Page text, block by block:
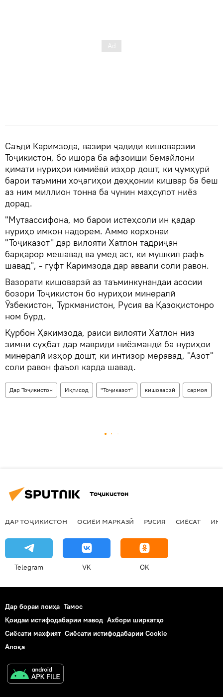
Саъдӣ Каримзода, вазири ҷадиди кишоварзии
Тоҷикистон, бо ишора ба афзоиши бемайлони
қимати нуриҳои кимиёвӣ изҳор дошт, ки ҷумҳурӣ
барои таъмини хоҷагиҳои деҳқонии кишвар ба беш
аз ним миллион тонна ба чунин маҳсулот ниёз
дорад.
"Мутаассифона, мо барои истеҳсоли ин қадар
нуриҳо имкон надорем. Аммо корхонаи
"Тоҷиказот" дар вилояти Хатлон тадриҷан
барқарор мешавад ва умед аст, ки мушкил рафъ
шавад", - гуфт Каримзода дар аввали соли равон.
Вазорати кишоварзӣ аз таъминкунандаи асосии
бозори Тоҷикистон бо нуриҳои минералӣ
Ӯзбекистон, Туркманистон, Русия ва Қазоқистонро
ном бурд.
Қурбон Ҳакимзода, раиси вилояти Хатлон низ
зимни суҳбат дар мавриди ниёзмандӣ ба нуриҳои
минералӣ изҳор дошт, ки интизор меравад, "Азот"
соли равон фаъол карда шавад.
Дар Тоҷикистон Иқтисод "Тоҷиказот" кишоварзӣ сармоя
Тоҷикистон
ДАР ТОҶИКИСТОН ОСИЁИ МАРКАЗӢ РУСИЯ СИЁСАТ
Telegram VK OK
Дар бораи лоиҳа Тамос
Қоидаи истифодабарии мавод Ахбори ширкатҳо
Сиёсати махфият Сиёсати истифодабарии Cookie
Алоқа